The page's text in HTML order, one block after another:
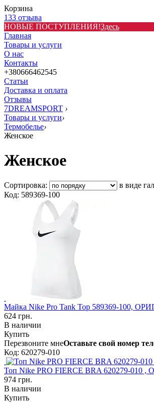
Корзина
133 отзыва
НОВЫЕ ПОСТУПЛЕНИЯ!Здесь
Главная
Товары и услуги
О нас
Контакты
+380666462545
Статьи
Доставка и оплата
Отзывы
7DREAMSPORT ›
Товары и услуги›
Термобелье›
Женское
Женское
Сортировка: в виде
Код: 589369-100
Майка Nike Pro Tank Top 589369-100,
624 грн.
В наличии
Купить
Перезвоните мнеОставьте свой номер
Код: 620279-010
Топ Nike PRO FIERCE BRA 620279-010
974 грн.
В наличии
Купить